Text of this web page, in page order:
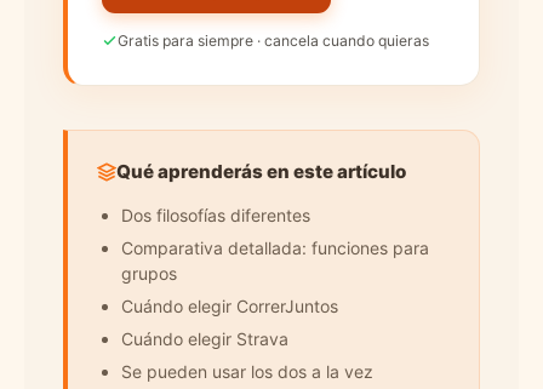
Gratis para siempre · cancela cuando quieras
Qué aprenderás en este artículo
Dos filosofías diferentes
Comparativa detallada: funciones para
grupos
Cuándo elegir CorrerJuntos
Cuándo elegir Strava
Se pueden usar los dos a la vez